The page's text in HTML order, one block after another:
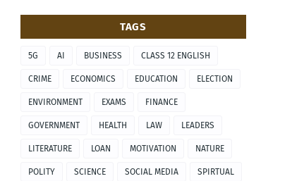
TAGS
5G AI BUSINESS CLASS 12 ENGLISH
CRIME ECONOMICS EDUCATION ELECTION
ENVIRONMENT EXAMS FINANCE
GOVERNMENT HEALTH LAW LEADERS
LITERATURE LOAN MOTIVATION NATURE
POLITY SCIENCE SOCIAL MEDIA SPIRTUAL